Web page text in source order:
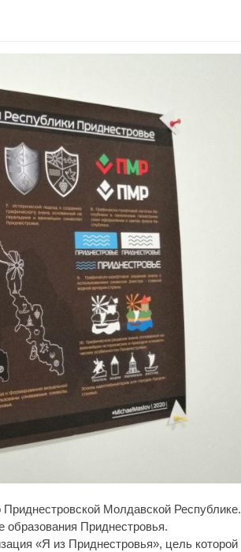
Молдавской Республике.
Приднестровья.
«Я из Приднестровья», цель которой
не
оставит вас без слов!
Пересмотрела 10 раз